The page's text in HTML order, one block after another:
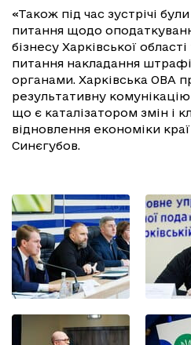
«Також під час зустрічі
питання щодо
бізнесу Харківської
питання накладання
органами. Харківська ОВА
результативну
що є каталізатором змін і
відновлення економіки
Синєгубов.